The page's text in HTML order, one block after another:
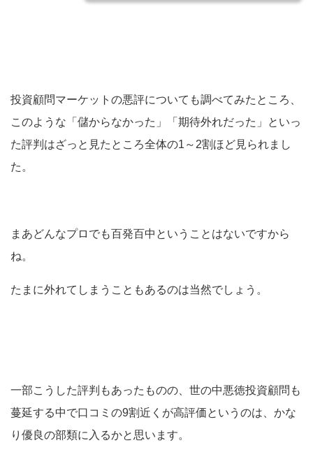
投資顧問マーケットの悪評についても調べてみたところ、
このような「儲からなかった」「期待外れだった」といっ
た評判はざっと見たところ全体の1～2割ほど見られまし
た。
まあどんなプロでも百発百中ということはないですから
ね。
たまに外れてしまうこともあるのは当然でしょう。
一部こうした評判もあったものの、世の中悪徳投資顧問も
蔓延する中で口コミの9割近くが高評価というのは、かな
り優良の部類に入るかと思います。